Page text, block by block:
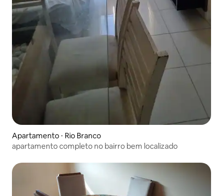
Apartamento ⋅ Rio Branco
apartamento completo no bairro bem localizado